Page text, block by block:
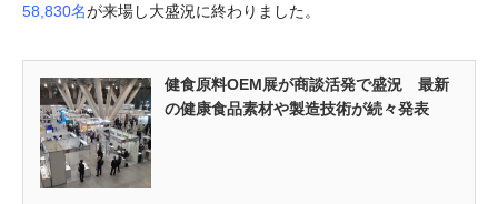
58,830名が来場し大盛況に終わりました。
健食原料OEM展が商談活発で盛況 最新
の健康食品素材や製造技術が続々発表